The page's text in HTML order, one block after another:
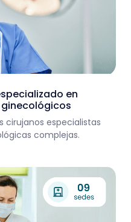
en
cirujanos especialistas
complejas.